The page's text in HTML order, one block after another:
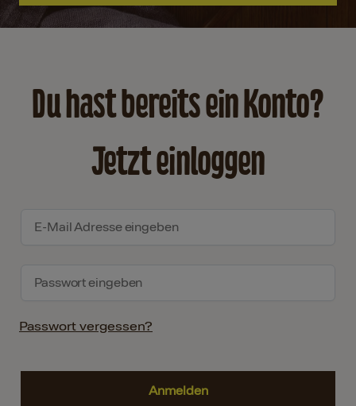
Du hast bereits ein Konto?
Jetzt einloggen
Passwort vergessen?